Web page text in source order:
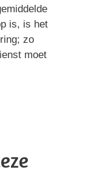
is, is het
zo
moet